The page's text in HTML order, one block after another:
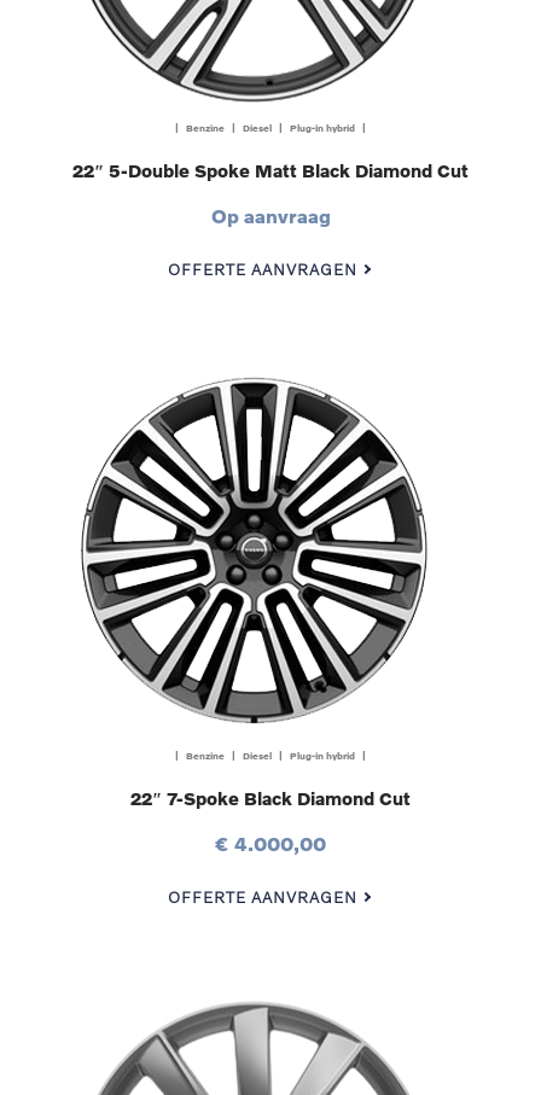
| Benzine | Diesel | Plug-in hybrid |
22″ 5-Double Spoke Matt Black Diamond Cut
Op aanvraag
OFFERTE AANVRAGEN
| Benzine | Diesel | Plug-in hybrid |
22″ 7-Spoke Black Diamond Cut
€ 4.000,00
OFFERTE AANVRAGEN